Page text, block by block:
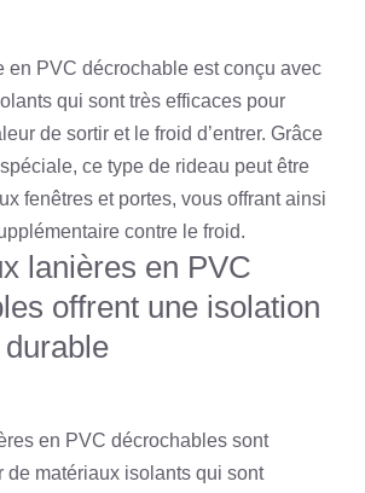
en PVC décrochable est conçu avec
qui sont très efficaces pour
de sortir et le froid d’entrer. Grâce
ce type de rideau peut être
fenêtres et portes, vous offrant ainsi
contre le froid.
lanières en PVC
offrent une isolation
en PVC décrochables sont
de matériaux isolants qui sont